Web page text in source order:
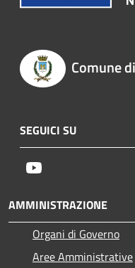
Comune
SEGUICI SU
AMMINISTRAZIONE
Organi di Governo
Aree Amministrative